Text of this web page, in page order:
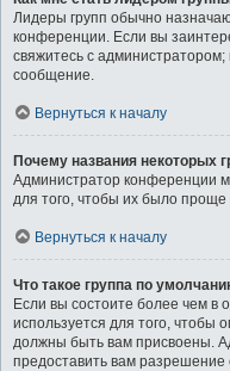
Лидеры групп обычно
конференции. Если вы
свяжитесь с
сообщение.
Вернуться к началу
Почему названия некоторых
Администратор конференции
для того, чтобы их было проще
Вернуться к началу
Что такое группа по
Если вы состоите более чем в
используется для того, чтобы
должны быть вам присвоены.
предоставить вам